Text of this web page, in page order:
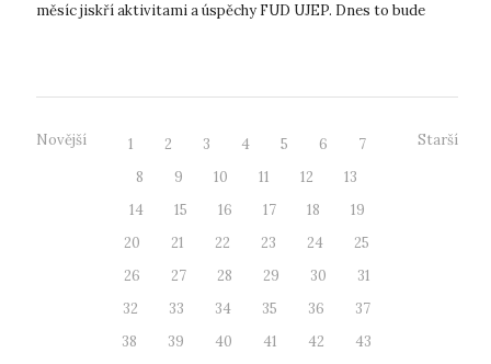
měsíc jiskří aktivitami a úspěchy FUD UJEP. Dnes to bude
Novější 1 2 3 4 5 6
7
8
9 10 11 12
13
14
15 16 17 18
19
20
21 22 23 24
25
26
27 28 29 30
31
32
33 34 35 36
37
38
39 40 41 42
43
Starší